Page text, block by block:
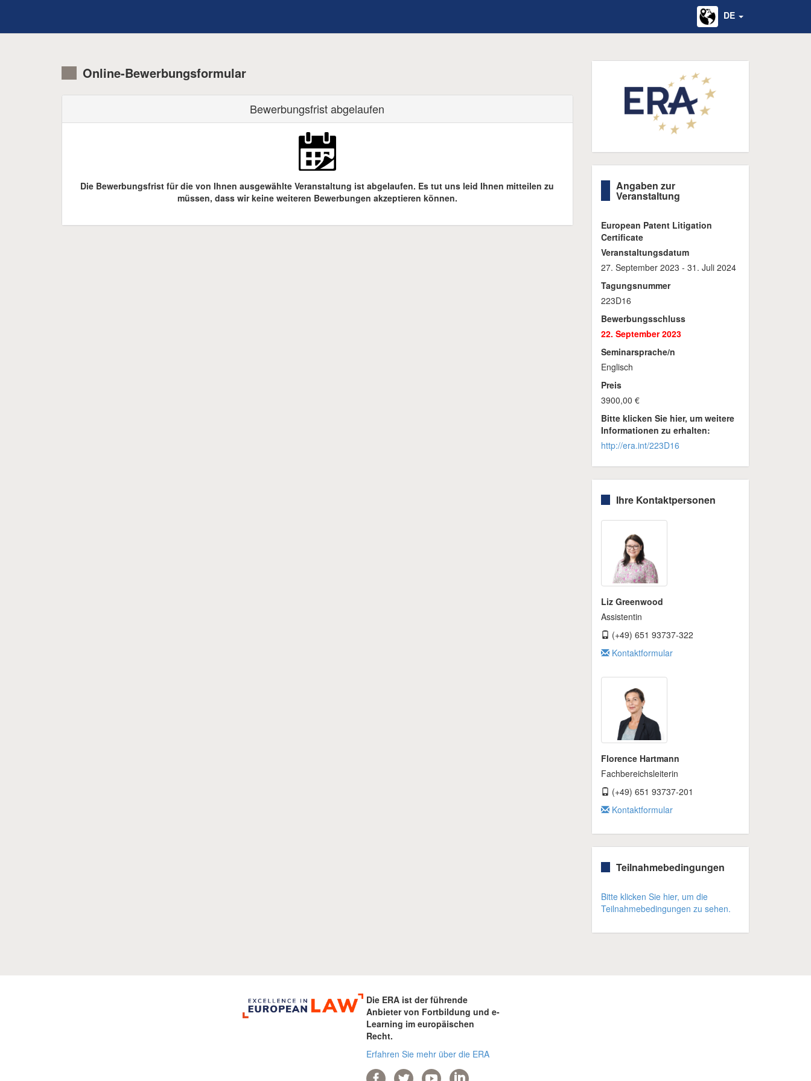
DE
Online-Bewerbungsformular
Bewerbungsfrist abgelaufen
Die Bewerbungsfrist für die von Ihnen ausgewählte Veranstaltung ist abgelaufen. Es tut uns leid Ihnen mitteilen zu
müssen, dass wir keine weiteren Bewerbungen akzeptieren können.
Angaben zur
Veranstaltung
European Patent Litigation
Certificate
Veranstaltungsdatum
27. September 2023 - 31. Juli 2024
Tagungsnummer
223D16
Bewerbungsschluss
22. September 2023
Seminarsprache/n
Englisch
Preis
3900,00 €
Bitte klicken Sie hier, um weitere
Informationen zu erhalten:
http://era.int/223D16
Ihre Kontaktpersonen
Liz Greenwood
Assistentin
(+49) 651 93737-322
Kontaktformular
Florence Hartmann
Fachbereichsleiterin
(+49) 651 93737-201
Kontaktformular
Teilnahmebedingungen
Bitte klicken Sie hier, um die
Teilnahmebedingungen zu sehen.
Die ERA ist der führende
Anbieter von Fortbildung und e-
Learning im europäischen
Recht.
Erfahren Sie mehr über die ERA